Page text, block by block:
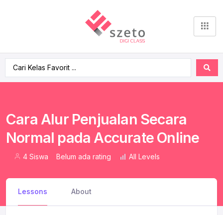
Cara Alur Penjualan Secara
Normal pada Accurate Online
4 Siswa Belum ada rating All Levels
Lessons About